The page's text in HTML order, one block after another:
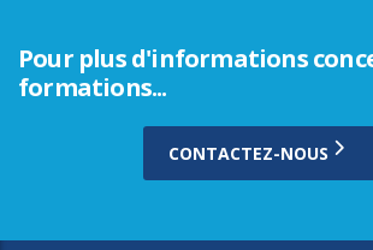
Pour plus d'informations
formations...
CONTACTEZ-NOUS